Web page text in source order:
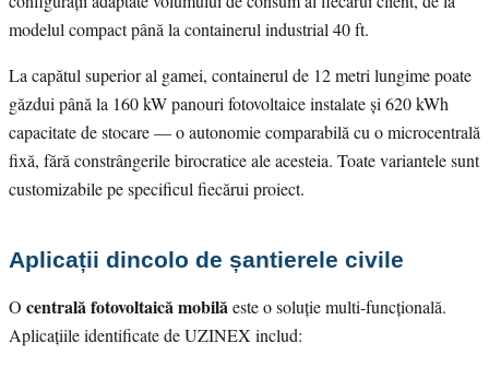
modelul compact până la containerul industrial 40 ft.
La capătul superior al gamei, containerul de 12 metri lungime poate
găzdui până la 160 kW panouri fotovoltaice instalate și 620 kWh
capacitate de stocare — o autonomie comparabilă cu o microcentrală
fixă, fără constrângerile birocratice ale acesteia. Toate variantele sunt
customizabile pe specificul fiecărui proiect.
Aplicații dincolo de șantierele civile
O centrală fotovoltaică mobilăeste o soluție multi-funcțională.
Aplicațiile identificate de UZINEX includ: